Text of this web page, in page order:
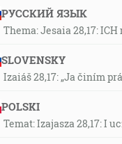
РУССКИЙ ЯЗЫК
Thema: Jesaia 28,17:
SLOVENSKY
Izaiáš 28,17: „Ja činím
POLSKI
Temat: Izajasza 28,17: I